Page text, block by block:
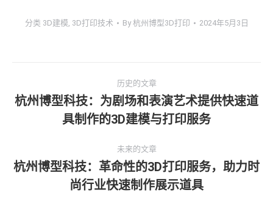
分类 3D建模 3D打印技术 By杭州博型3D打印 2024年5月3日
章
航
历史的文章
历
史
文
章：
杭州博型科技：为剧场和表演艺术提供快速道
具制作的3D建模与打印服务
未来的文章
未
来
杭州博型科技：革命性的3D打印服务，助力时
尚行业快速制作展示道具